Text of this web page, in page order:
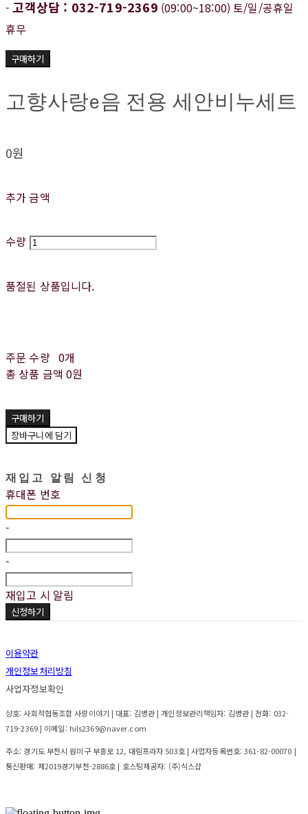
-고객상담 : 032-719-2369 (09:00~18:00) 토/일/공휴일
휴무
구매하기
고향사랑e음 전용 세안비누세트
0원
추가 금액
수량
품절된 상품입니다.
주문 수량 0개
총 상품 금액 0원
구매하기
장바구니에 담기
재입고 알림 신청
휴대폰 번호
-
-
재입고 시 알림
신청하기
이용약관
개인정보처리방침
사업자정보확인
상호: 사회적협동조합 사랑이야기 | 대표: 김병관 | 개인정보관리책임자: 김병관 | 전화: 032-
719-2369 | 이메일: hils2369@naver.com
주소: 경기도 부천시 원미구 부흥로 12, 대림프라자 503호 | 사업자등록번호:361-82-00070 |
통신판매: 제2019경기부천-2886호 | 호스팅제공자: (주)식스샵